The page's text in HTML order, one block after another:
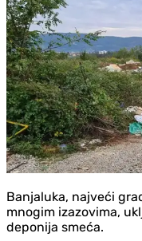
Banjaluka, najveći
mnogim izazovima,
deponija smeća.